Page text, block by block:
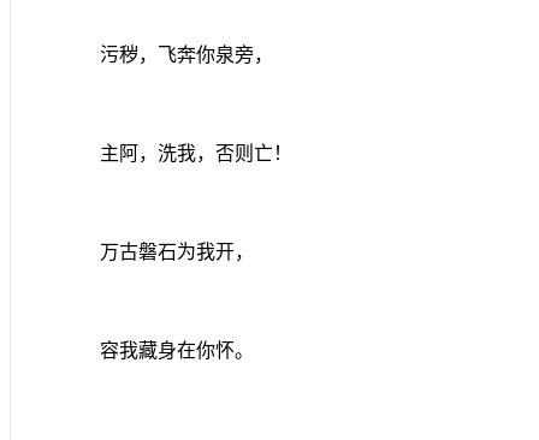
污秽，飞奔你泉旁，
主阿，洗我，否则亡！
万古磐石为我开，
容我藏身在你怀。